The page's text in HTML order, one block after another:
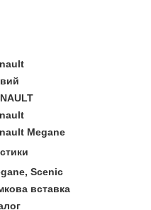
Megane
Scenic
вставка